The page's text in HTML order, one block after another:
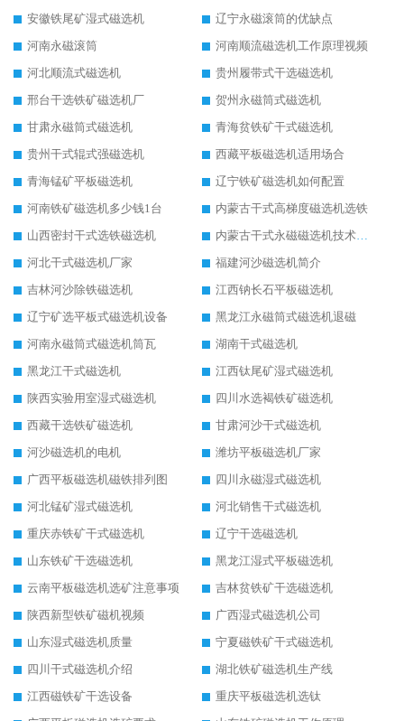
安徽铁尾矿湿式磁选机
辽宁永磁滚筒的优缺点
河南永磁滚筒
河南顺流磁选机工作原理视频
河北顺流式磁选机
贵州履带式干选磁选机
邢台干选铁矿磁选机厂
贺州永磁筒式磁选机
甘肃永磁筒式磁选机
青海贫铁矿干式磁选机
贵州干式辊式强磁选机
西藏平板磁选机适用场合
青海锰矿平板磁选机
辽宁铁矿磁选机如何配置
河南铁矿磁选机多少钱1台
内蒙古干式高梯度磁选机选铁
山西密封干式选铁磁选机
内蒙古干式永磁磁选机技术要求
河北干式磁选机厂家
福建河沙磁选机简介
吉林河沙除铁磁选机
江西钠长石平板磁选机
辽宁矿选平板式磁选机设备
黑龙江永磁筒式磁选机退磁
河南永磁筒式磁选机筒瓦
湖南干式磁选机
黑龙江干式磁选机
江西钛尾矿湿式磁选机
陕西实验用室湿式磁选机
四川水选褐铁矿磁选机
西藏干选铁矿磁选机
甘肃河沙干式磁选机
河沙磁选机的电机
潍坊平板磁选机厂家
广西平板磁选机磁铁排列图
四川永磁湿式磁选机
河北锰矿湿式磁选机
河北销售干式磁选机
重庆赤铁矿干式磁选机
辽宁干选磁选机
山东铁矿干选磁选机
黑龙江湿式平板磁选机
云南平板磁选机选矿注意事项
吉林贫铁矿干选磁选机
陕西新型铁矿磁机视频
广西湿式磁选机公司
山东湿式磁选机质量
宁夏磁铁矿干式磁选机
四川干式磁选机介绍
湖北铁矿磁选机生产线
江西磁铁矿干选设备
重庆平板磁选机选钛